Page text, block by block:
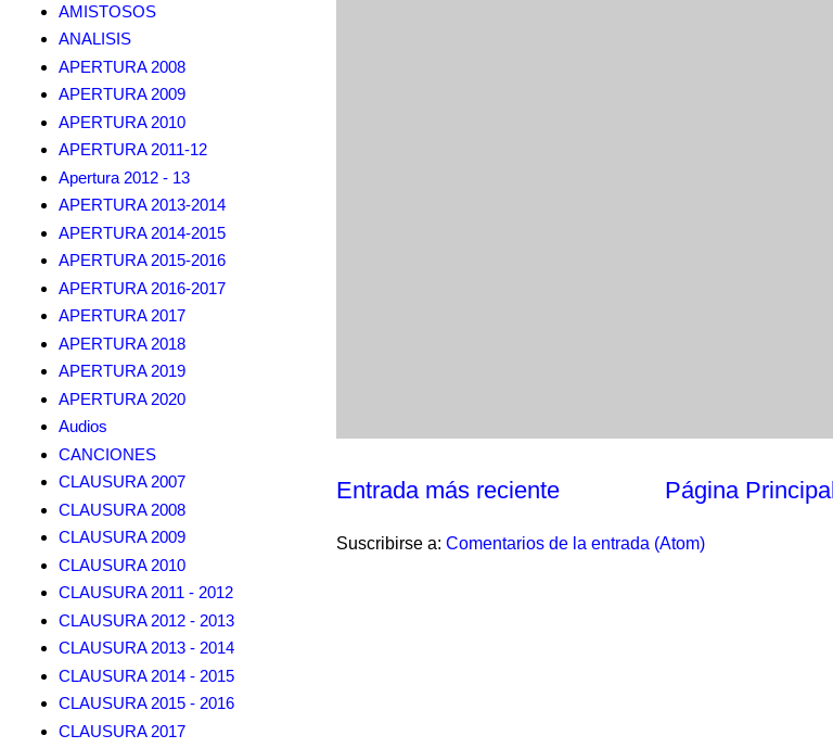
Entrada más reciente Página Principal
Suscribirse a: Comentarios de la entrada (Atom)
AMISTOSOS
ANALISIS
APERTURA 2008
APERTURA 2009
APERTURA 2010
APERTURA 2011-12
Apertura 2012 - 13
APERTURA 2013-2014
APERTURA 2014-2015
APERTURA 2015-2016
APERTURA 2016-2017
APERTURA 2017
APERTURA 2018
APERTURA 2019
APERTURA 2020
Audios
CANCIONES
CLAUSURA 2007
CLAUSURA 2008
CLAUSURA 2009
CLAUSURA 2010
CLAUSURA 2011 - 2012
CLAUSURA 2012 - 2013
CLAUSURA 2013 - 2014
CLAUSURA 2014 - 2015
CLAUSURA 2015 - 2016
CLAUSURA 2017